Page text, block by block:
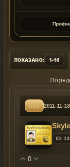
ПОКАЗАНО: 1-16
#21 2011-11-18
ID:
0